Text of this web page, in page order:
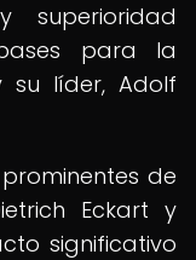
para la
líder, Adolf
de
Eckart y
significativo